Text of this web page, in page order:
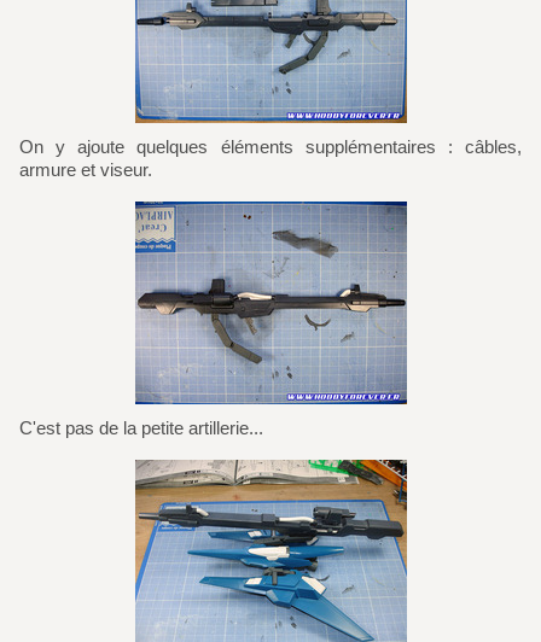
On y ajoute quelques éléments supplémentaires : câbles,
armure et viseur.
C'est pas de la petite artillerie...